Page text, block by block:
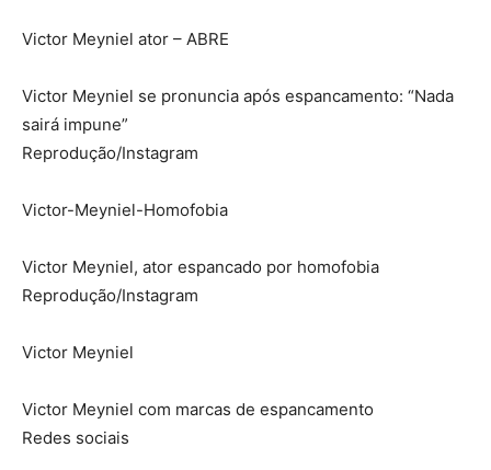
Victor Meyniel ator – ABRE
Victor Meyniel se pronuncia após espancamento: “Nada
sairá impune”
Reprodução/Instagram
Victor-Meyniel-Homofobia
Victor Meyniel, ator espancado por homofobia
Reprodução/Instagram
Victor Meyniel
Victor Meyniel com marcas de espancamento
Redes sociais